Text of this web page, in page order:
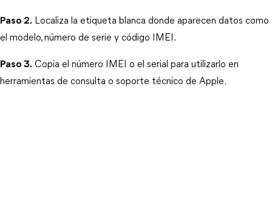
Paso 2. Localiza la etiqueta blanca donde aparecen datos como
el modelo, número de serie y código IMEI.
Paso 3. Copia el número IMEI o el serial para utilizarlo en
herramientas de consulta o soporte técnico de Apple.